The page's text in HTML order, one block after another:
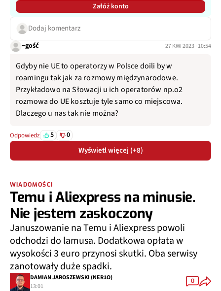
Załóż konto
Dodaj komentarz
~gość 27 KWI 2023 · 10:54
Gdyby nie UE to operatorzy w Polsce doili by w
roamingu tak jak za rozmowy międzynarodowe.
Przykładowo na Słowacji u ich operatorów np.o2
rozmowa do UE kosztuje tyle samo co miejscowa.
Dlaczego u nas tak nie można?
Odpowiedz 5 0
Wyświetl więcej (+8)
WIADOMOŚCI
Temu i Aliexpress na minusie.
Nie jestem zaskoczony
Januszowanie na Temu i Aliexpress powoli
odchodzi do lamusa. Dodatkowa opłata w
wysokości 3 euro przynosi skutki. Oba serwisy
zanotowały duże spadki.
DAMIAN JAROSZEWSKI (NER1O)
13:01
0